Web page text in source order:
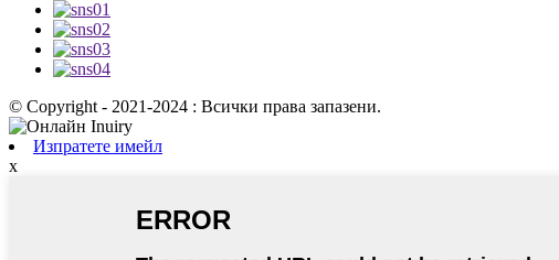
© Copyright - 2021-2024 : Всички права запазени.
Изпратете имейл
x